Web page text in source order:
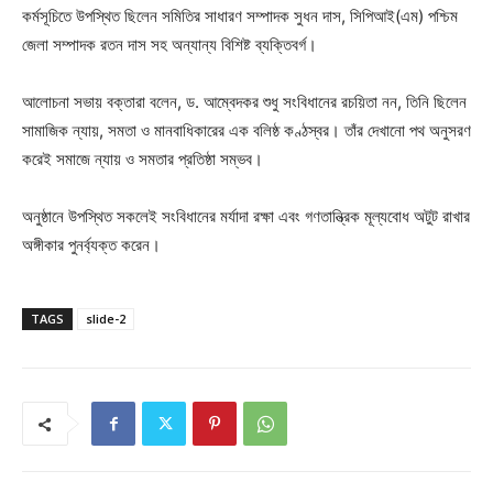
কর্মসূচিতে উপস্থিত ছিলেন সমিতির সাধারণ সম্পাদক সুধন দাস, সিপিআই(এম) পশ্চিম
জেলা সম্পাদক রতন দাস সহ অন্যান্য বিশিষ্ট ব্যক্তিবর্গ।
আলোচনা সভায় বক্তারা বলেন, ড. আম্বেদকর শুধু সংবিধানের রচয়িতা নন, তিনি ছিলেন
সামাজিক ন্যায়, সমতা ও মানবাধিকারের এক বলিষ্ঠ কণ্ঠস্বর। তাঁর দেখানো পথ অনুসরণ
করেই সমাজে ন্যায় ও সমতার প্রতিষ্ঠা সম্ভব।
অনুষ্ঠানে উপস্থিত সকলেই সংবিধানের মর্যাদা রক্ষা এবং গণতান্ত্রিক মূল্যবোধ অটুট রাখার
অঙ্গীকার পুনর্ব্যক্ত করেন।
TAGS slide-2